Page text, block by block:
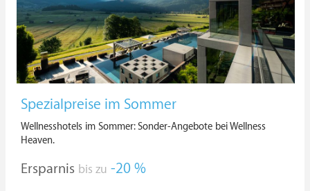
Spezialpreise im Sommer
Wellnesshotels im Sommer: Sonder-Angebote bei Wellness
Heaven.
Ersparnis bis zu -20 %